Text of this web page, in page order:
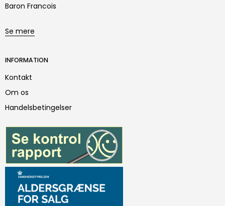
Baron Francois
Se mere
INFORMATION
Kontakt
Om os
Handelsbetingelser